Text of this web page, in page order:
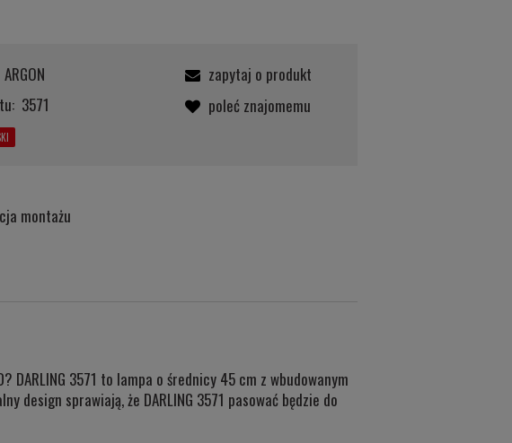
ARGON
3571
zapytaj o produkt
poleć znajomemu
montażu
DARLING 3571 to lampa o średnicy 45 cm z wbudowanym
design sprawiają, że DARLING 3571 pasować będzie do